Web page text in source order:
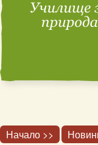
Начало >>